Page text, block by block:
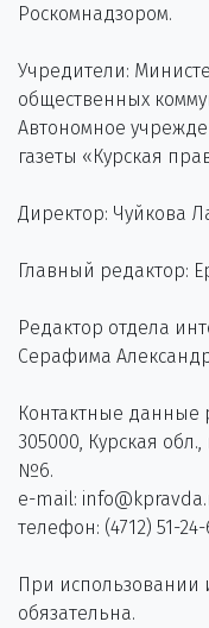
Роскомнадзором.
Учредители:
общественных
Автономное
газеты «Курская
Директор: Чуйкова
Главный редактор:
Редактор отдела
Серафима
Контактные данные
305000, Курская
№6.
e-mail:
телефон: (4712) 51-24-
При использовании
обязательна.